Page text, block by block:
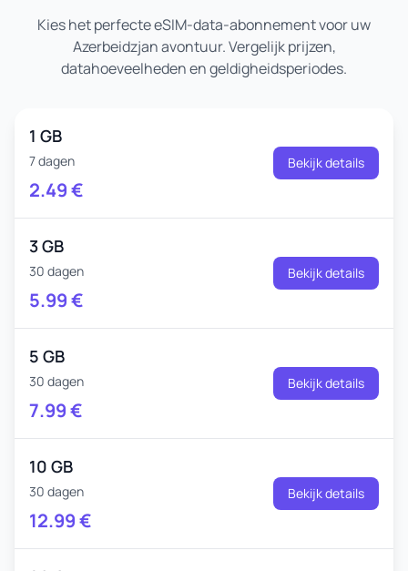
Kies het perfecte eSIM-data-abonnement voor uw
Azerbeidzjan avontuur. Vergelijk prijzen,
datahoeveelheden en geldigheidsperiodes.
1 GB
7 dagen
2.49€
Bekijk details
3 GB
30 dagen
5.99€
Bekijk details
5 GB
30 dagen
7.99€
Bekijk details
10 GB
30 dagen
12.99€
Bekijk details